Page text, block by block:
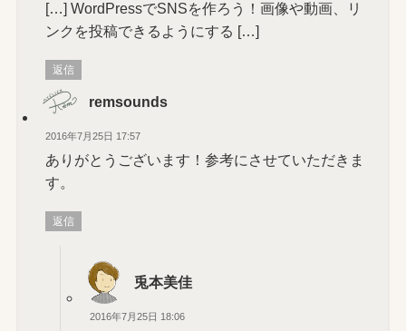
[…] WordPressでSNSを作ろう！画像や動画、リ
ンクを投稿できるようにする […]
返信
remsounds
2016年7月25日 17:57
ありがとうございます！参考にさせていただきま
す。
返信
兎本美佳
2016年7月25日 18:06